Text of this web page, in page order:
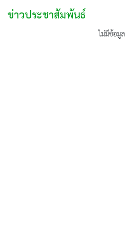
ข่าวประชาสัมพันธ์
ไม่มีข้อมูล